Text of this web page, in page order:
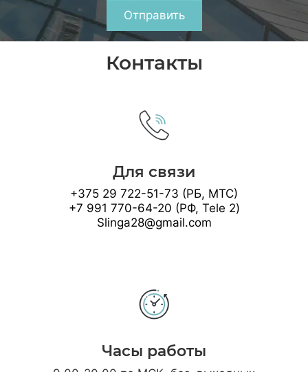
Отправить
Контакты
Для связи
+375 29 722-51-73 (РБ, МТС)
+7 991 770-64-20 (РФ, Tele 2)
Slinga28@gmail.com
Часы работы